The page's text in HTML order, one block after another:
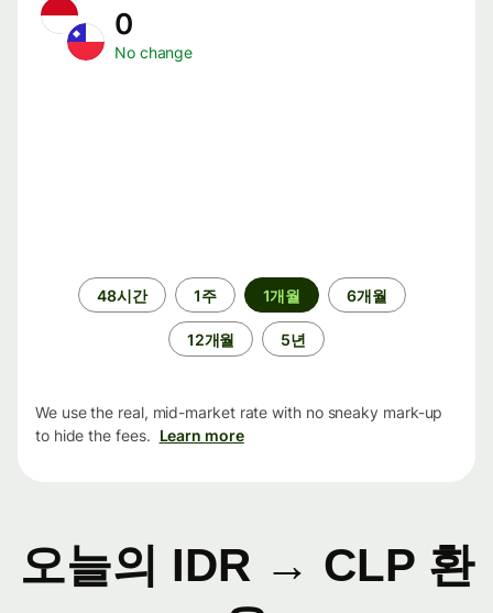
0
No change
48시간 1주 1개월 6개월
12개월 5년
We use the real, mid-market rate with no sneaky mark-up
to hide the fees. Learn more
오늘의 IDR → CLP 환